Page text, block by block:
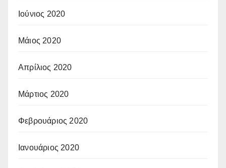
Ιούνιος 2020
Μάιος 2020
Απρίλιος 2020
Μάρτιος 2020
Φεβρουάριος 2020
Ιανουάριος 2020